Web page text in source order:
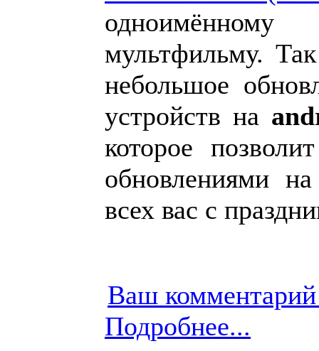
мультфильму.
небольшое
устройств на
которое
обновлениями
всех вас с
Ваш
Подробнее...